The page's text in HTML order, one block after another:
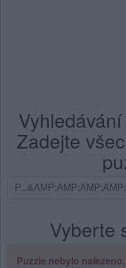
Zadejte
Vyhledávání
písmena
Vyberte
Puzzle nebylo nalezeno.